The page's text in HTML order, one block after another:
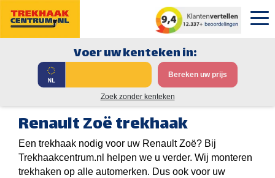
Voer uw kenteken in:
Bereken uw prijs
Zoek zonder kenteken
Renault Zoë trekhaak
Een trekhaak nodig voor uw Renault Zoë? Bij
Trekhaakcentrum.nl helpen we u verder. Wij monteren
trekhaken op alle automerken. Dus ook voor uw